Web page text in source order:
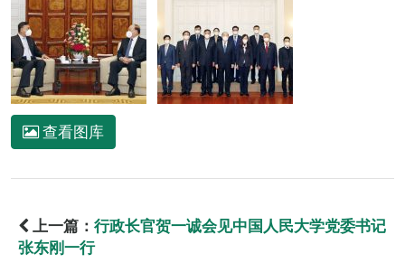
查看图库
上一篇： 行政长官贺一诚会见中国人民大学党委书记
张东刚一行